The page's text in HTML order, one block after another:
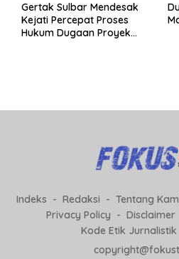
Gertak Sulbar Mendesak
Kejati Percepat Proses
Hukum Dugaan Proyek
Indeks Redaksi Tentang
Privacy Policy
Disclaimer
Kode Etik Jurnalistik